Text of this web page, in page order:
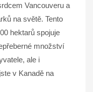
Vancouveru a
na světě. Tento
hektarů spojuje
množství
ale i
v Kanadě na